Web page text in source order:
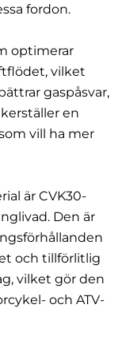
fordon.
optimerar
vilket
gaspåsvar,
en
vill ha mer
är CVK30-
Den är
och tillförlitlig
vilket gör den
och ATV-